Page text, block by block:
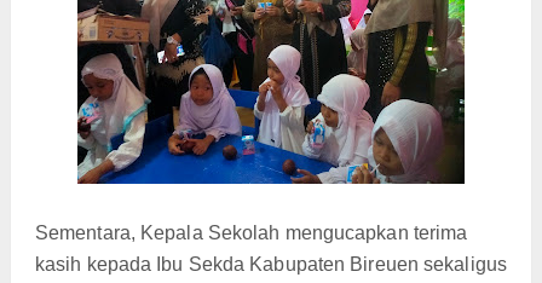
Sementara, Kepala Sekolah mengucapkan terima
kasih kepada Ibu Sekda Kabupaten Bireuen sekaligus